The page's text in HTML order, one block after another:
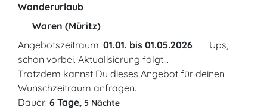
Wanderurlaub
Waren (Müritz)
Angebotszeitraum: 01.01. bis 01.05.2026
Ups,
schon vorbei. Aktualisierung folgt...
Trotzdem kannst Du dieses Angebot für deinen
Wunschzeitraum anfragen.
Dauer: 6 Tage, 5 Nächte